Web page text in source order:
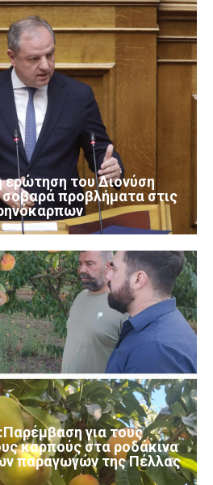
ερώτηση του Διονύση
σοβαρά προβλήματα στις
για τους
καρπούς στα ροδάκινα
παραγωγών της Πέλλας